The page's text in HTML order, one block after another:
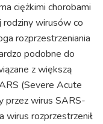
ciężkimi chorobami
wirusów co
rozprzestrzeniania
podobne do
z większą
(Severe Acute
przez wirus SARS-
wirus rozprzestrzenił